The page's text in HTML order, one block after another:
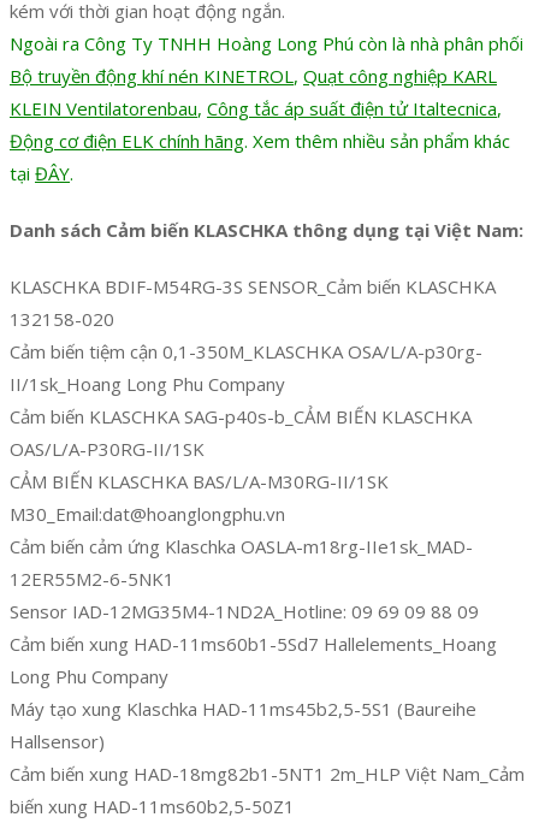
kém với thời gian hoạt động ngắn.
Ngoài ra Công Ty TNHH Hoàng Long Phú còn là nhà phân phối
Bộ truyền động khí nén KINETROL, Quạt công nghiệp KARL
KLEIN Ventilatorenbau, Công tắc áp suất điện tử Italtecnica,
Động cơ điện ELK chính hãng. Xem thêm nhiều sản phẩm khác
tại ĐÂY.
Danh sách Cảm biến KLASCHKA thông dụng tại Việt Nam:
KLASCHKA BDIF-M54RG-3S SENSOR_Cảm biến KLASCHKA
132158-020
Cảm biến tiệm cận 0,1-350M_KLASCHKA OSA/L/A-p30rg-
II/1sk_Hoang Long Phu Company
Cảm biến KLASCHKA SAG-p40s-b_CẢM BIẾN KLASCHKA
OAS/L/A-P30RG-II/1SK
CẢM BIẾN KLASCHKA BAS/L/A-M30RG-II/1SK
M30_Email:dat@hoanglongphu.vn
Cảm biến cảm ứng Klaschka OASLA-m18rg-IIe1sk_MAD-
12ER55M2-6-5NK1
Sensor IAD-12MG35M4-1ND2A_Hotline: 09 69 09 88 09
Cảm biến xung HAD-11ms60b1-5Sd7 Hallelements_Hoang
Long Phu Company
Máy tạo xung Klaschka HAD-11ms45b2,5-5S1 (Baureihe
Hallsensor)
Cảm biến xung HAD-18mg82b1-5NT1 2m_HLP Việt Nam_Cảm
biến xung HAD-11ms60b2,5-50Z1